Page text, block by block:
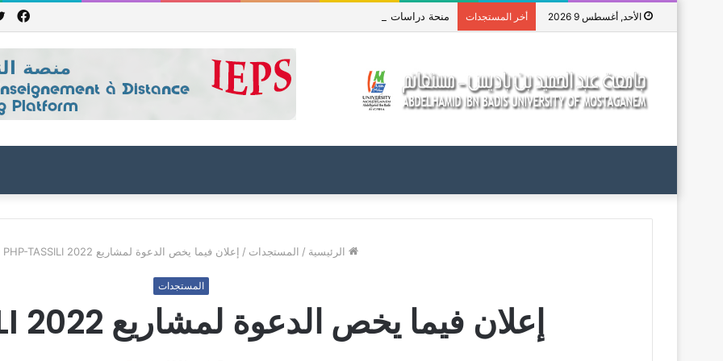
الأحد, أغسطس 9 2026 أخر المستجدات منحة دراسات عليا في جمهورية باكستان الإسلامية للعام الدراسي 2027/2026
الرئيسية / المستجدات / إعلان فيما يخص الدعوة لمشاريع PHP-TASSILI 2022
المستجدات
إعلان فيما يخص الدعوة لمشاريع PHP-TASSILI 2022